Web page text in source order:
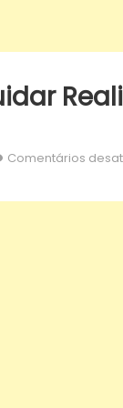
Comentários